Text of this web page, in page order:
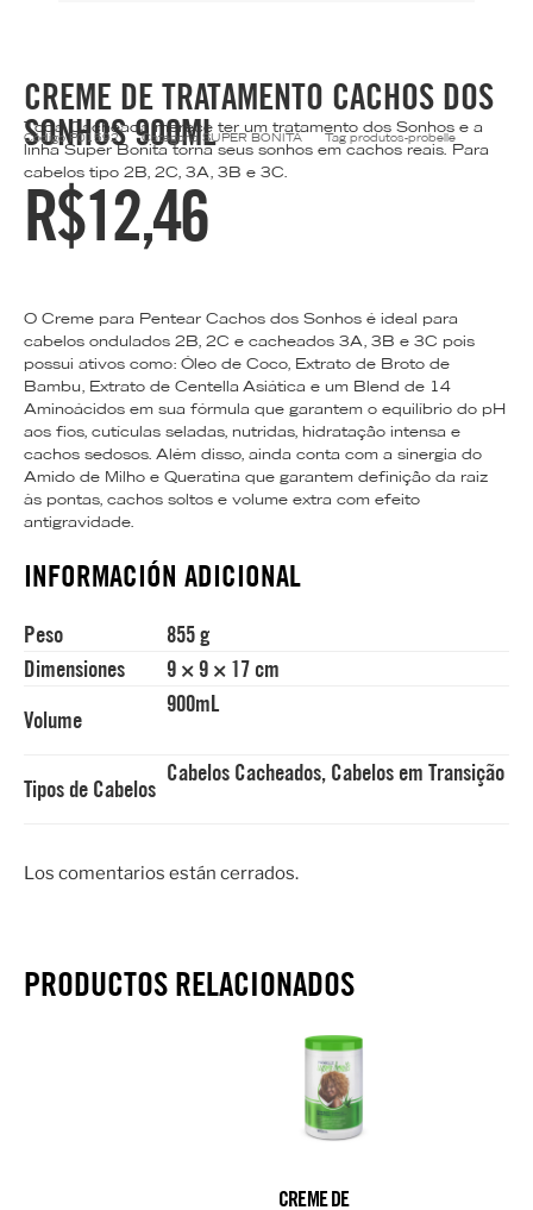
CREME DE TRATAMENTO CACHOS DOS
SONHOS 900ML
CódigoP01592 Categoria SUPER BONITA Tag produtos-probelle
Toda Cacheada merece ter um tratamento dos Sonhos e a
linha Super Bonita torna seus sonhos em cachos reais. Para
cabelos tipo 2B, 2C, 3A, 3B e 3C.
R$12,46
O Creme para Pentear Cachos dos Sonhos é ideal para
cabelos ondulados 2B, 2C e cacheados 3A, 3B e 3C pois
possui ativos como: Óleo de Coco, Extrato de Broto de
Bambu, Extrato de Centella Asiática e um Blend de 14
Aminoácidos em sua fórmula que garantem o equilíbrio do pH
aos fios, cutículas seladas, nutridas, hidratação intensa e
cachos sedosos. Além disso, ainda conta com a sinergia do
Amido de Milho e Queratina que garantem definição da raiz
às pontas, cachos soltos e volume extra com efeito
antigravidade.
INFORMACIÓN ADICIONAL
Peso
855 g
Dimensiones
9 × 9 × 17 cm
Volume
900mL
Tipos de Cabelos
Cabelos Cacheados, Cabelos em Transição
Los comentarios están cerrados.
PRODUCTOS RELACIONADOS
CREME DE